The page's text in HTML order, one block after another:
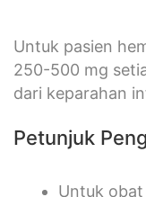
Untuk pasien
250-500 mg
dari keparahan
Petunjuk
Untuk